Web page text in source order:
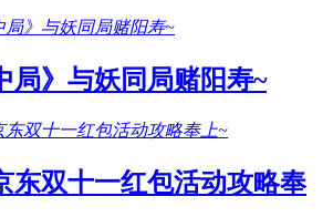
局》与妖同局赌阳寿~
东双十一红包活动攻略奉